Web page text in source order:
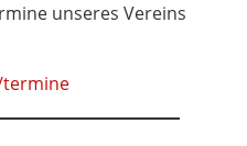
unseres Vereins